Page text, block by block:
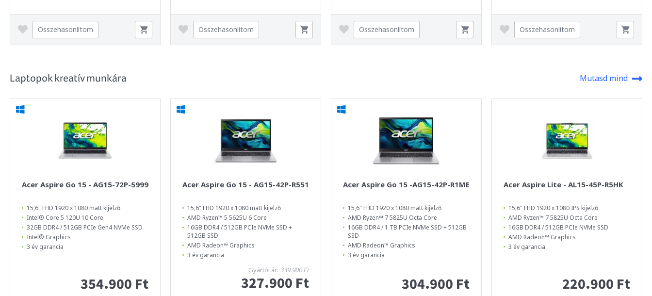
Összehasonlítom Összehasonlítom Összehasonlítom Összehasonlítom
Laptopok kreatív munkára Mutasd mind
Acer Aspire Go 15 - AG15-72P-5999
15,6" FHD 1920 x 1080 matt kijelző
Intel® Core 5 120U 10 Core
32GB DDR4 / 512GB PCIe Gen4 NVMe SSD
Intel® Graphics
3 év garancia
354.900 Ft
Acer Aspire Go 15 - AG15-42P-R551
15,6" FHD 1920 x 1080 matt kijelző
AMD Ryzen™ 5 5625U 6 Core
16GB DDR4 / 512GB PCIe NVMe SSD +
512GB SSD
AMD Radeon™ Graphics
3 év garancia
Gyártói ár: 339.900 Ft
327.900 Ft
Acer Aspire Go 15 -AG15-42P-R1ME
15,6" FHD 1920 x 1080 matt kijelző
AMD Ryzen™ 7 5825U Octa Core
16GB DDR4 / 1 TB PCIe NVMe SSD + 512GB
SSD
AMD Radeon™ Graphics
3 év garancia
304.900 Ft
Acer Aspire Lite - AL15-45P-R5HK
15,6" FHD 1920 x 1080 IPS kijelző
AMD Ryzen™ 7 5825U Octa Core
16GB DDR4 / 512GB PCIe NVMe SSD
AMD Radeon™ Graphics
3 év garancia
220.900 Ft